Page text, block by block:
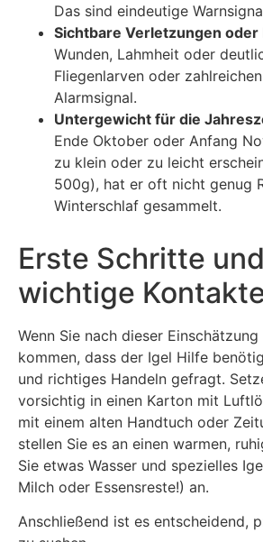
Das sind eindeutige
Sichtbare Verletzungen oder
Wunden, Lahmheit oder
Fliegenlarven oder
Alarmsignal.
Untergewicht für die
Ende Oktober oder Anfang
zu klein oder zu leicht
500g), hat er oft nicht genug
Winterschlaf gesammelt.
Erste Schritte und
wichtige
Wenn Sie nach dieser
kommen, dass der Igel Hilfe
und richtiges Handeln gefragt.
vorsichtig in einen Karton mit
mit einem alten Handtuch oder
stellen Sie es an einen warmen,
Sie etwas Wasser und spezielles
Milch oder Essensreste!) an.
Anschließend ist es entscheidend,